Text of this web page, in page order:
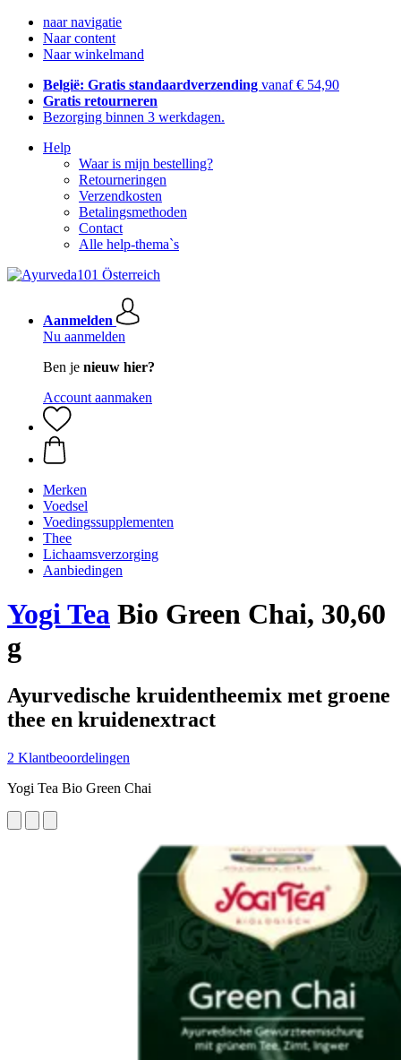
naar navigatie
Naar content
Naar winkelmand
België: Gratis standaardverzending vanaf € 54,90
Gratis retourneren
Bezorging binnen 3 werkdagen.
Help
Waar is mijn bestelling?
Retourneringen
Verzendkosten
Betalingsmethoden
Contact
Alle help-thema`s
Aanmelden
Nu aanmelden
Ben je nieuw hier?
Account aanmaken
Merken
Voedsel
Voedingssupplementen
Thee
Lichaamsverzorging
Aanbiedingen
Yogi Tea Bio Green Chai, 30,60
g
Ayurvedische kruidentheemix met groene
thee en kruidenextract
2 Klantbeoordelingen
Yogi Tea Bio Green Chai